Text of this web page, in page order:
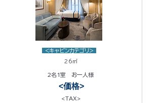
<キャビンカテゴリ>
26㎡
2名1室 お一人様
<価格>
<TAX>